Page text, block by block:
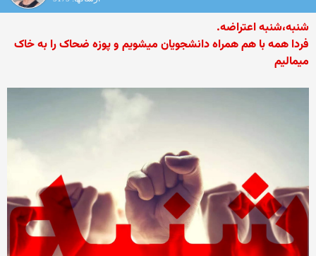
شنبه،شنبه اعتراضه.
فردا همه با هم همراه دانشجویان میشویم و پوزه ضحاک را به خاک
میمالیم